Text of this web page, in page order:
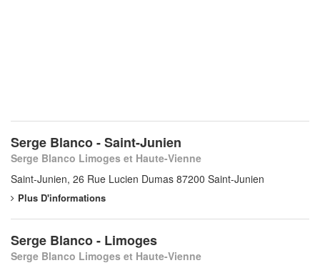
Serge Blanco - Saint-Junien
Serge Blanco Limoges et Haute-Vienne
Saint-Junien, 26 Rue Lucien Dumas 87200 Saint-Junien
Plus D'informations
Serge Blanco - Limoges
Serge Blanco Limoges et Haute-Vienne